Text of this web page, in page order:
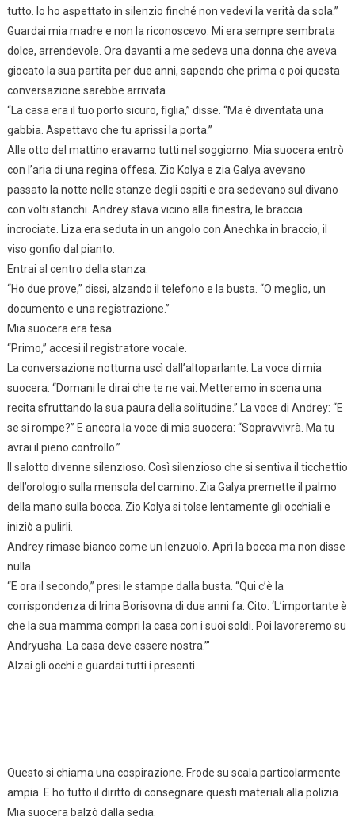
tutto. Io ho aspettato in silenzio finché non vedevi la verità da sola.”
Guardai mia madre e non la riconoscevo. Mi era sempre sembrata
dolce, arrendevole. Ora davanti a me sedeva una donna che aveva
giocato la sua partita per due anni, sapendo che prima o poi questa
conversazione sarebbe arrivata.
“La casa era il tuo porto sicuro, figlia,” disse. “Ma è diventata una
gabbia. Aspettavo che tu aprissi la porta.”
Alle otto del mattino eravamo tutti nel soggiorno. Mia suocera entrò
con l’aria di una regina offesa. Zio Kolya e zia Galya avevano
passato la notte nelle stanze degli ospiti e ora sedevano sul divano
con volti stanchi. Andrey stava vicino alla finestra, le braccia
incrociate. Liza era seduta in un angolo con Anechka in braccio, il
viso gonfio dal pianto.
Entrai al centro della stanza.
“Ho due prove,” dissi, alzando il telefono e la busta. “O meglio, un
documento e una registrazione.”
Mia suocera era tesa.
“Primo,” accesi il registratore vocale.
La conversazione notturna uscì dall’altoparlante. La voce di mia
suocera: “Domani le dirai che te ne vai. Metteremo in scena una
recita sfruttando la sua paura della solitudine.” La voce di Andrey: “E
se si rompe?” E ancora la voce di mia suocera: “Sopravvivrà. Ma tu
avrai il pieno controllo.”
Il salotto divenne silenzioso. Così silenzioso che si sentiva il ticchettio
dell’orologio sulla mensola del camino. Zia Galya premette il palmo
della mano sulla bocca. Zio Kolya si tolse lentamente gli occhiali e
iniziò a pulirli.
Andrey rimase bianco come un lenzuolo. Aprì la bocca ma non disse
nulla.
“E ora il secondo,” presi le stampe dalla busta. “Qui c’è la
corrispondenza di Irina Borisovna di due anni fa. Cito: ‘L’importante è
che la sua mamma compri la casa con i suoi soldi. Poi lavoreremo su
Andryusha. La casa deve essere nostra.’”
Alzai gli occhi e guardai tutti i presenti.
Questo si chiama una cospirazione. Frode su scala particolarmente
ampia. E ho tutto il diritto di consegnare questi materiali alla polizia.
Mia suocera balzò dalla sedia.